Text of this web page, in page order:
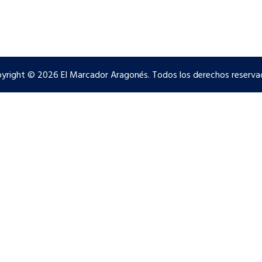
© 2026 El Marcador Aragonés. Todos los derechos